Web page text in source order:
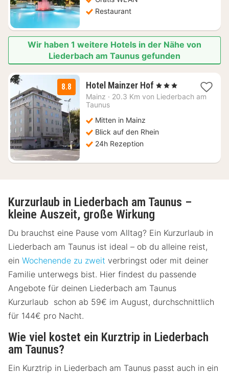
Restaurant
Wir haben 1 weitere Hotels in der Nähe von
Liederbach am Taunus gefunden
8.8 Hotel Mainzer Hof 1
Nacht
, 3 Sterne
Mainz · 20.3 Km von Liederbach am
Taunus
Mitten in Mainz
Blick auf den Rhein
24h Rezeption
Kurzurlaub in Liederbach am Taunus –
kleine Auszeit, große Wirkung
Du brauchst eine Pause vom Alltag? Ein Kurzurlaub in
Liederbach am Taunus ist ideal – ob du alleine reist,
ein Wochenende zu zweit verbringst oder mit deiner
Familie unterwegs bist. Hier findest du passende
Angebote für deinen Liederbach am Taunus
Kurzurlaub schon ab 59€ im August, durchschnittlich
für 144€ pro Nacht.
Wie viel kostet ein Kurztrip in Liederbach
am Taunus?
Ein Kurztrip in Liederbach am Taunus passt auch in ein